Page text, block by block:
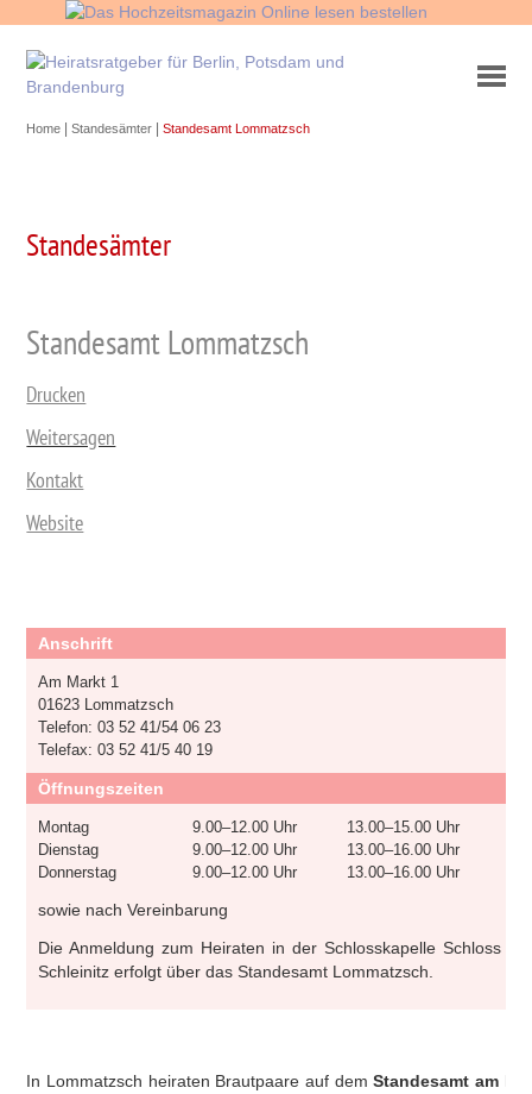
Home |Standesämter |Standesamt Lommatzsch
Standesämter
Standesamt Lommatzsch
Drucken
Weitersagen
Kontakt
Website
Anschrift
Am Markt 1
01623 Lommatzsch
Telefon: 03 52 41/54 06 23
Telefax: 03 52 41/5 40 19
Öffnungszeiten
Montag 9.00–12.00 Uhr
13.00–15.00 Uhr
Dienstag
9.00–12.00 Uhr
13.00–16.00 Uhr
Donnerstag
9.00–12.00 Uhr 13.00–16.00 Uhr
sowie nach Vereinbarung
Die Anmeldung zum Heiraten in der Schlosskapelle Schloss
Schleinitz erfolgt über das Standesamt Lommatzsch.
In Lommatzsch heiraten Brautpaare auf demStandesamt am